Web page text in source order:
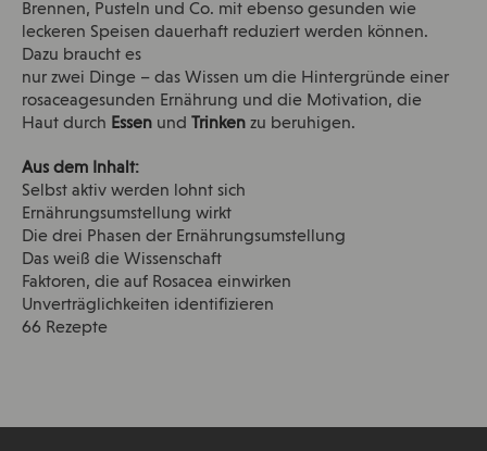
Brennen, Pusteln und Co. mit ebenso gesunden wie
leckeren Speisen dauerhaft reduziert werden können.
Dazu braucht es
nur zwei Dinge – das Wissen um die Hintergründe einer
rosaceagesunden Ernährung und die Motivation, die
Haut durch Essenund Trinkenzu beruhigen.
Aus dem Inhalt:
Selbst aktiv werden lohnt sich
Ernährungsumstellung wirkt
Die drei Phasen der Ernährungsumstellung
Das weiß die Wissenschaft
Faktoren, die auf Rosacea einwirken
Unverträglichkeiten identifizieren
66 Rezepte